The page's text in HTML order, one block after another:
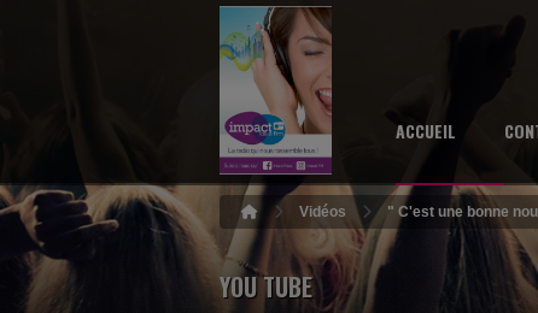
ACCUEIL
Vidéos " C'est une bonne
YOU TUBE